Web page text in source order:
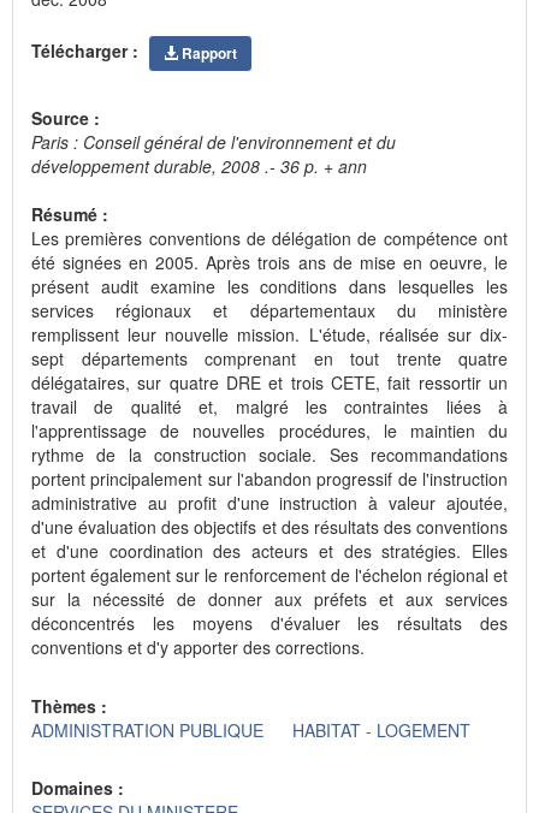
Télécharger : Rapport
Source :
Paris : Conseil général de l'environnement et du
développement durable, 2008 .- 36 p. + ann
Résumé :
Les premières conventions de délégation de compétence ont
été signées en 2005. Après trois ans de mise en oeuvre, le
présent audit examine les conditions dans lesquelles les
services régionaux et départementaux du ministère
remplissent leur nouvelle mission. L'étude, réalisée sur dix-
sept départements comprenant en tout trente quatre
délégataires, sur quatre DRE et trois CETE, fait ressortir un
travail de qualité et, malgré les contraintes liées à
l'apprentissage de nouvelles procédures, le maintien du
rythme de la construction sociale. Ses recommandations
portent principalement sur l'abandon progressif de l'instruction
administrative au profit d'une instruction à valeur ajoutée,
d'une évaluation des objectifs et des résultats des conventions
et d'une coordination des acteurs et des stratégies. Elles
portent également sur le renforcement de l'échelon régional et
sur la nécessité de donner aux préfets et aux services
déconcentrés les moyens d'évaluer les résultats des
conventions et d'y apporter des corrections.
Thèmes :
ADMINISTRATION PUBLIQUE
HABITAT - LOGEMENT
Domaines :